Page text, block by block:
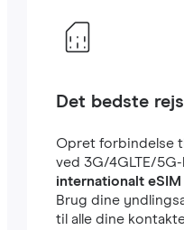
Det bedste
Opret forbindelse
ved 3G/4GLTE/
internationalt eSIM
Brug dine
til alle dine